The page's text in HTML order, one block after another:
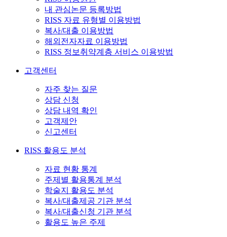
내 관심논문 등록방법
RISS 자료 유형별 이용방법
복사/대출 이용방법
해외전자자료 이용방법
RISS 정보취약계층 서비스 이용방법
고객센터
자주 찾는 질문
상담 신청
상담 내역 확인
고객제안
신고센터
RISS 활용도 분석
자료 현황 통계
주제별 활용통계 분석
학술지 활용도 분석
복사/대출제공 기관 분석
복사/대출신청 기관 분석
활용도 높은 주제